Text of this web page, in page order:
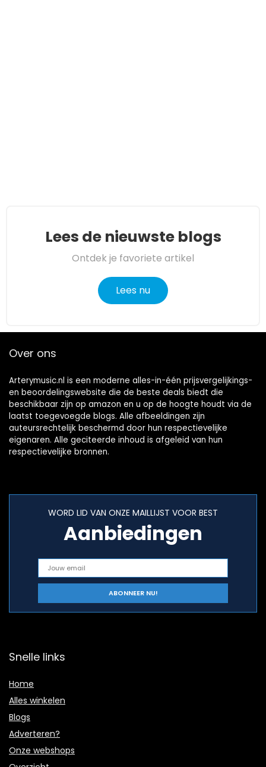
Lees de nieuwste blogs
Ontdek je favoriete artikel
Lees nu
Over ons
Arterymusic.nl is een moderne alles-in-één prijsvergelijkings-
en beoordelingswebsite die de beste deals biedt die
beschikbaar zijn op amazon en u op de hoogte houdt via de
laatst toegevoegde blogs. Alle afbeeldingen zijn
auteursrechtelijk beschermd door hun respectievelijke
eigenaren. Alle geciteerde inhoud is afgeleid van hun
respectievelijke bronnen.
WORD LID VAN ONZE MAILLIJST VOOR BEST
Aanbiedingen
Snelle links
Home
Alles winkelen
Blogs
Adverteren?
Onze webshops